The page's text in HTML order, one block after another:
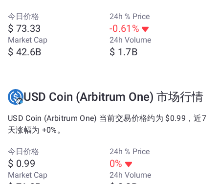
今日价格
$ 73.33
24h % Price
-0.61%
Market Cap
$ 42.6B
24h Volume
$ 1.7B
USD Coin (Arbitrum One) 市场行情
USD Coin (Arbitrum One) 当前交易价格约为 $0.99，近7
天涨幅为 +0%。
今日价格
$ 0.99
24h % Price
0%
Market Cap 24h Volume